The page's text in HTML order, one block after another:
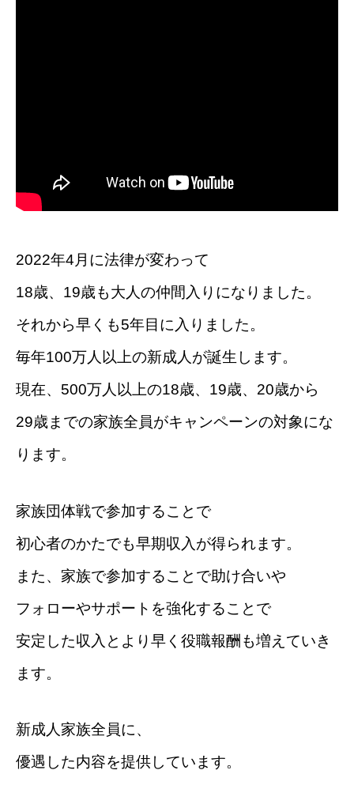
2022年4月に法律が変わって
18歳、19歳も大人の仲間入りになりました。
それから早くも5年目に入りました。
毎年100万人以上の新成人が誕生します。
現在、500万人以上の18歳、19歳、20歳から
29歳までの家族全員がキャンペーンの対象にな
ります。
家族団体戦で参加することで
初心者のかたでも早期収入が得られます。
また、家族で参加することで助け合いや
フォローやサポートを強化することで
安定した収入とより早く役職報酬も増えていき
ます。
新成人家族全員に、
優遇した内容を提供しています。